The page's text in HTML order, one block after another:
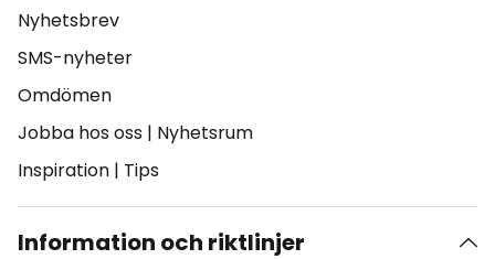
Nyhetsbrev
SMS-nyheter
Omdömen
Jobba hos oss | Nyhetsrum
Inspiration | Tips
Information och riktlinjer